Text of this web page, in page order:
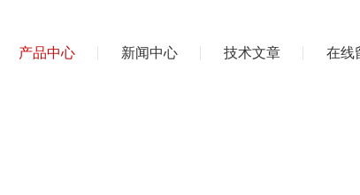
产品中心 新闻中心 技术文章 在线